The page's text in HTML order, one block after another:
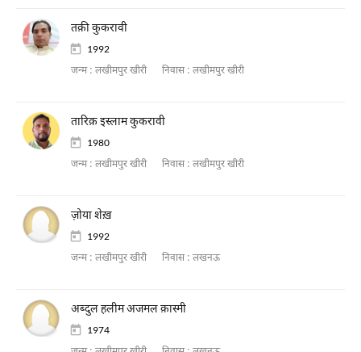
तक़ी कुकरावी
1992
जन्म : लखीमपुर खीरी निवास : लखीमपुर खीरी
तारिक़ इस्लाम कुकरावी
1980
जन्म : लखीमपुर खीरी निवास : लखीमपुर खीरी
ज़ोया शेख़
1992
जन्म : लखीमपुर खीरी निवास : लखनऊ
अब्दुल हलीम अजमल क़ास्मी
1974